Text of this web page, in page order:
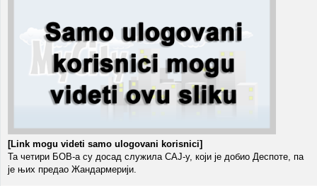
[Link mogu videti samo ulogovani korisnici]
Та четири БОВ-а су досад служила САЈ-у, који је добио Деспоте, па
је њих предао Жандармерији.